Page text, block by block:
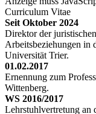
Curriculum Vitae
Seit Oktober 2024
Direktor der
Arbeitsbeziehungen
Universität Trier.
01.02.2017
Ernennung zum
Wittenberg.
WS 2016/2017
Lehrstuhlvertretung